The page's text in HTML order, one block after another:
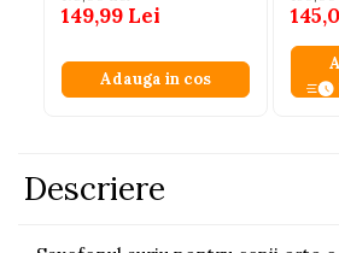
149,99 Lei
Adauga in cos
Descriere